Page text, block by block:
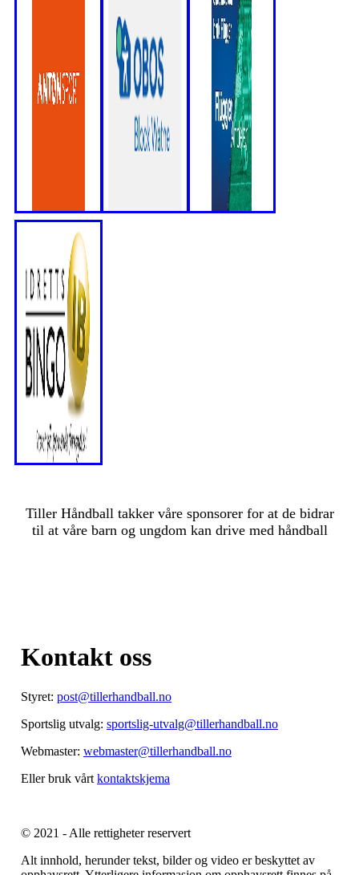
Tiller Håndball takker våre sponsorer for at de bidrar
til at våre barn og ungdom kan drive med håndball
Kontakt oss
Styret: post@tillerhandball.no
Sportslig utvalg: sportslig-utvalg@tillerhandball.no
Webmaster: webmaster@tillerhandball.no
Eller bruk vårt kontaktskjema
© 2021 - Alle rettigheter reservert
Alt innhold, herunder tekst, bilder og video er beskyttet av